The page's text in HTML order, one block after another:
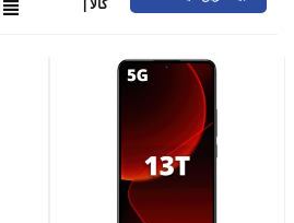
کالا |